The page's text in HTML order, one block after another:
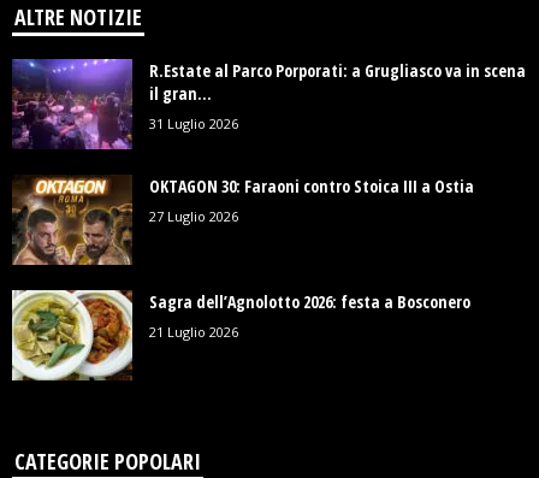
ALTRE NOTIZIE
R.Estate al Parco Porporati: a Grugliasco va in scena
il gran...
31 Luglio 2026
OKTAGON 30: Faraoni contro Stoica III a Ostia
27 Luglio 2026
Sagra dell’Agnolotto 2026: festa a Bosconero
21 Luglio 2026
CATEGORIE POPOLARI